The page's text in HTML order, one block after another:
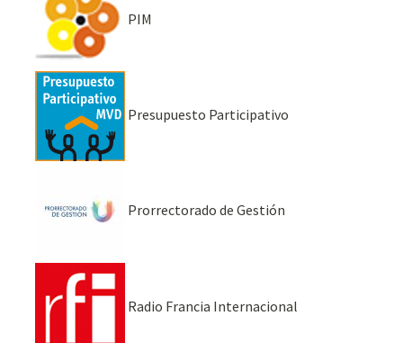
PIM
Presupuesto Participativo
Prorrectorado de Gestión
Radio Francia Internacional